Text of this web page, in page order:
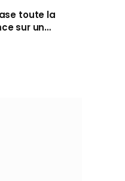
toute la
sur un
personne ne